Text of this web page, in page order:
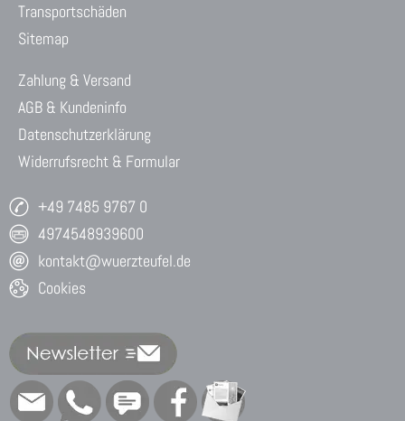
Transportschäden
Sitemap
Zahlung & Versand
AGB & Kundeninfo
Datenschutzerklärung
Widerrufsrecht & Formular
+49 7485 9767 0
4974548939600
kontakt@wuerzteufel.de
Cookies